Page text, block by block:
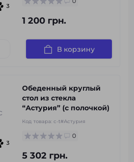
3
1 200 грн.
В корзину
3
Обеденный круглый
стол из стекла
“Астурия” (с полочкой)
Код товара: c-t#Астурия
0
5 302 грн.